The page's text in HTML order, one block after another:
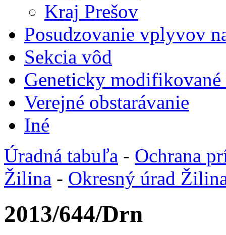
Kraj Prešov
Posudzovanie vplyvov
Sekcia vôd
Geneticky
Verejné obstarávanie
Iné
Úradná tabuľa - Ochrana
Žilina - Okresný úrad
2013/644/Drn